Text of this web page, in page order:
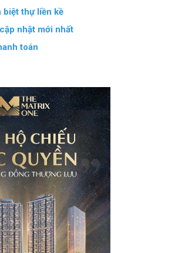
biệt thự liền kề
nhật mới nhất
toán